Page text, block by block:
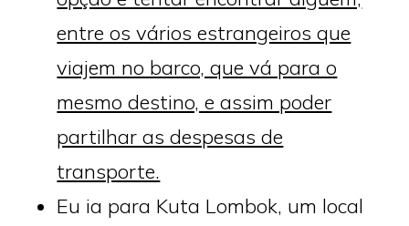
entre os vários estrangeiros que
viajem no barco, que vá para o
mesmo destino, e assim poder
partilhar as despesas de
transporte.
Eu ia para Kuta Lombok, um local